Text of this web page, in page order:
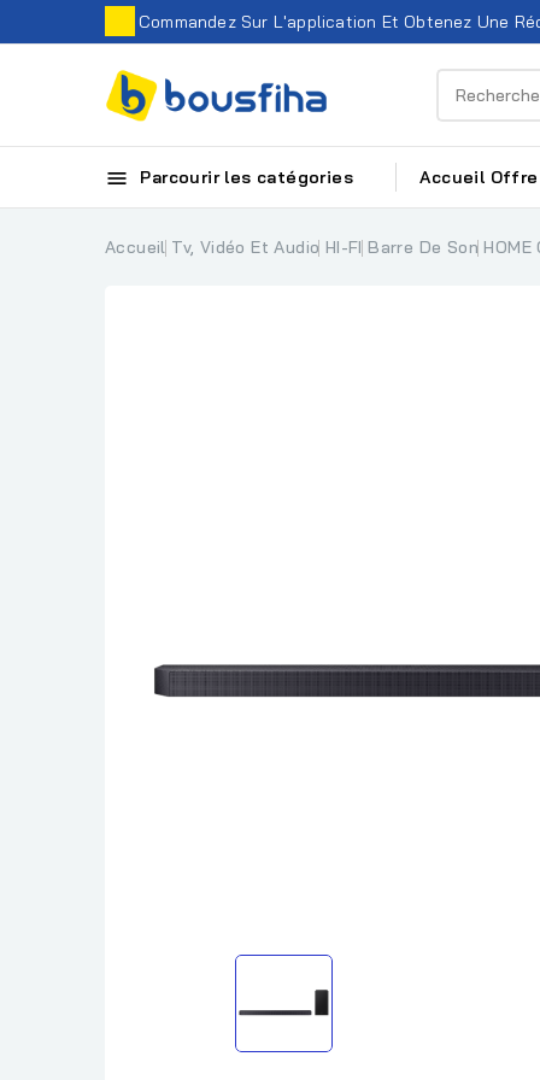
Commandez Sur L'application Et Obtenez Une
 Parcourir les catégories Accueil
Accueil Tv, Vidéo Et Audio HI-FI Barre De Son HOME